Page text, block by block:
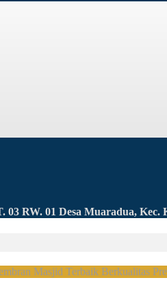
RW. 01 Desa Muaradua, Kec.
Masjid Terbaik Berkualitas